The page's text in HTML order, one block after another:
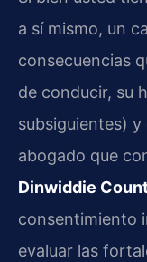
a sí mismo, un
consecuencias
de conducir, su
subsiguientes)
abogado que
Dinwiddie
consentimiento
evaluar las